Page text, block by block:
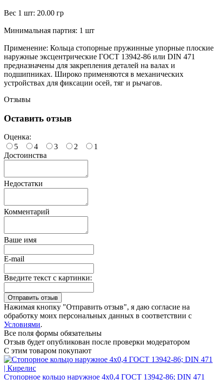
Вес 1 шт: 20.00 гр
Минимальная партия: 1 шт
Применение: Кольца стопорные пружинные упорные плоские
наружные эксцентрические ГОСТ 13942-86 или DIN 471
предназначены для закрепления деталей на валах и
подшипниках. Широко применяются в механических
устройствах для фиксации осей, тяг и рычагов.
Отзывы
Оставить отзыв
Оценка:
5
4 3 2
1
Достоинства
Недостатки
Комментарий
Ваше имя
E-mail
Введите текст с картинки:
Нажимая кнопку "Отправить отзыв", я даю согласие на
обработку моих персональных данных в соответствии с
Условиями.
Все поля формы обязательны
Отзыв будет опубликован после проверки модератором
С этим товаром покупают
Стопорное кольцо наружное 4х0,4 ГОСТ 13942-86; DIN 471